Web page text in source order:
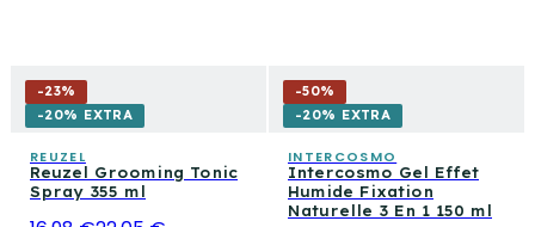
-23%
-20% EXTRA
REUZEL
Reuzel Grooming Tonic
Spray 355 ml
-50%
-20% EXTRA
INTERCOSMO
Intercosmo Gel Effet
Humide Fixation
Naturelle 3 En 1 150 ml